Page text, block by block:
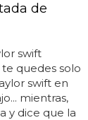
de
swift
te quedes solo
swift en
mientras,
y dice que la